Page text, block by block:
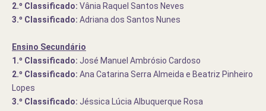
2.º Classificado: Vânia Raquel Santos Neves
3.º Classificado: Adriana dos Santos Nunes
Ensino Secundário
1.º Classificado: José Manuel Ambrósio Cardoso
2.º Classificado: Ana Catarina Serra Almeida e Beatriz Pinheiro
Lopes
3.º Classificado: Jéssica Lúcia Albuquerque Rosa